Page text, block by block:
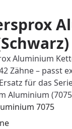
Aluminium
Zähne – passt
für das
Aluminium
7075